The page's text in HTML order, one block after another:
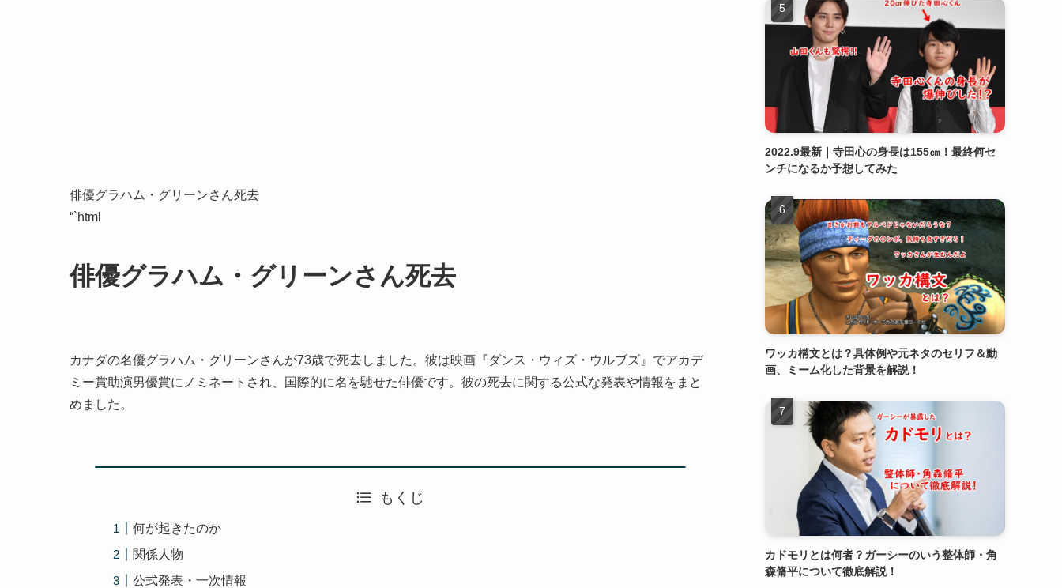
俳優グラハム・グリーンさん死去
“`html
俳優グラハム・グリーンさん死去
カナダの名優グラハム・グリーンさんが73歳で死去しました。彼は映画『ダンス・ウィズ・ウルブズ』でアカデ
ミー賞助演男優賞にノミネートされ、国際的に名を馳せた俳優です。彼の死去に関する公式な発表や情報をまと
めました。
もくじ
何が起きたのか
関係人物
公式発表・一次情報
2022.9最新｜寺田心の身長は155㎝！最終何セ
ンチになるか予想してみた
ワッカ構文とは？具体例や元ネタのセリフ＆動
画、ミーム化した背景を解説！
カドモリとは何者？ガーシーのいう整体師・角
森脩平について徹底解説！